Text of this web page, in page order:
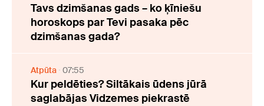
Tavs dzimšanas gads – ko ķīniešu
horoskops par Tevi pasaka pēc
dzimšanas gada?
Atpūta 07:55
Kur peldēties? Siltākais ūdens jūrā
saglabājas Vidzemes piekrastē